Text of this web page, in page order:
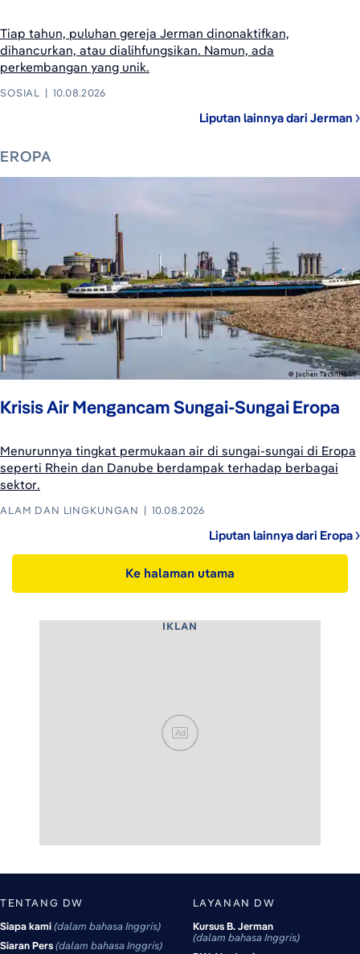
Tiap tahun, puluhan gereja Jerman dinonaktifkan,
dihancurkan, atau dialihfungsikan. Namun, ada
perkembangan yang unik.
SOSIAL 10.08.2026
Liputan lainnya dari Jerman
EROPA
Krisis Air Mengancam Sungai-Sungai Eropa
Menurunnya tingkat permukaan air di sungai-sungai di Eropa
seperti Rhein dan Danube berdampak terhadap berbagai
sektor.
ALAM DAN LINGKUNGAN 10.08.2026
Liputan lainnya dari Eropa
Ke halaman utama
IKLAN
Ad
TENTANG DW
Siapa kami dalam bahasa Inggris
Siaran Pers dalam bahasa Inggris
LAYANAN DW
Kursus B. Jerman
dalam bahasa Inggris